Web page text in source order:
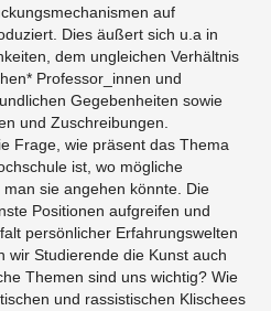
auf
Dies äußert sich u.a in
dem ungleichen Verhältnis
Professor_innen und
Gegebenheiten sowie
und Zuschreibungen.
Frage, wie präsent das Thema
ist, wo mögliche
sie angehen könnte. Die
Positionen aufgreifen und
persönlicher Erfahrungswelten
wir Studierende die Kunst auch
Themen sind uns wichtig? Wie
und rassistischen Klischees